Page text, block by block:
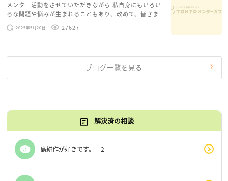
メンター活動をさせていただきながら 私自身にもいろい
ろな問題や悩みが生まれることもあり、改めて、皆さま
のお悩みを読みながら 「みんな、もがいてる。わたし
だけじゃないんだな」と、逆に励まされるような日々で
2025年5月20日 27627
ブログ一覧を見る
解決済の相談
島耕作が好きです。 2